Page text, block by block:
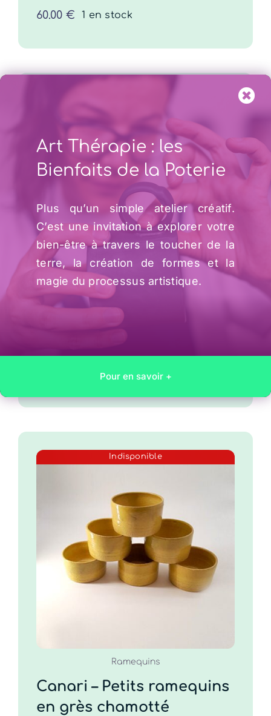
60.00 € 1 en stock
Plateau en grès
décoré de motifs
naïfs – 20.5cm
50.00€
COMMANDER / DÉTAILS
Plateau en grès décoré de
motifs naïfs – 20.5cm
1 en stock
Indisponible
Canari – Petits
ramequins en grès
chamotté
DÉTAILS
Ramequins
Canari – Petits ramequins
en grès chamotté
Art Thérapie : les
Bienfaits de la Poterie
Plus qu’un simple atelier créatif.
C’est une invitation à explorer votre
bien-être à travers le toucher de la
terre, la création de formes et la
magie du processus artistique.
Pour en savoir +